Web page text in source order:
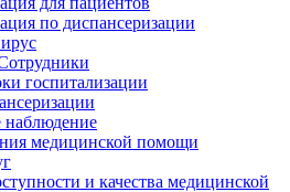
по диспансеризации
госпитализации
наблюдение
медицинской помощи
и качества медицинской